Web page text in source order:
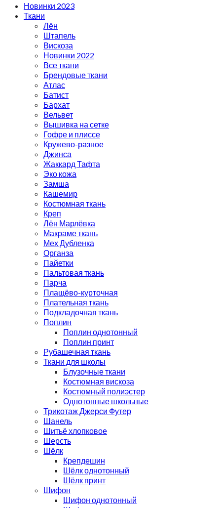
Новинки 2023
Ткани
Лён
Штапель
Вискоза
Новинки 2022
Все ткани
Брендовые ткани
Атлас
Батист
Бархат
Вельвет
Вышивка на сетке
Гофре и плиссе
Кружево-разное
Джинса
Жаккард Тафта
Эко кожа
Замша
Кашемир
Костюмная ткань
Креп
Лён Марлёвка
Макраме ткань
Мех Дубленка
Органза
Пайетки
Пальтовая ткань
Парча
Плащёво-курточная
Плательная ткань
Подкладочная ткань
Поплин
Поплин однотонный
Поплин принт
Рубашечная ткань
Ткани для школы
Блузочные ткани
Костюмная вискоза
Костюмный полиэстер
Однотонные школьные
Трикотаж Джерси Футер
Шанель
Шитьё хлопковое
Шерсть
Шёлк
Крепдешин
Шёлк однотонный
Шёлк принт
Шифон
Шифон однотонный